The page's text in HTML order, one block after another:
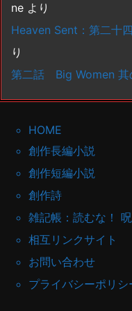
ne より
Heaven Sent：第二十
り
第二話 Big Women 其
HOME
創作長編小説
創作短編小説
創作詩
雑記帳：読むな！
相互リンクサイト
お問い合わせ
プライバシーポリシ